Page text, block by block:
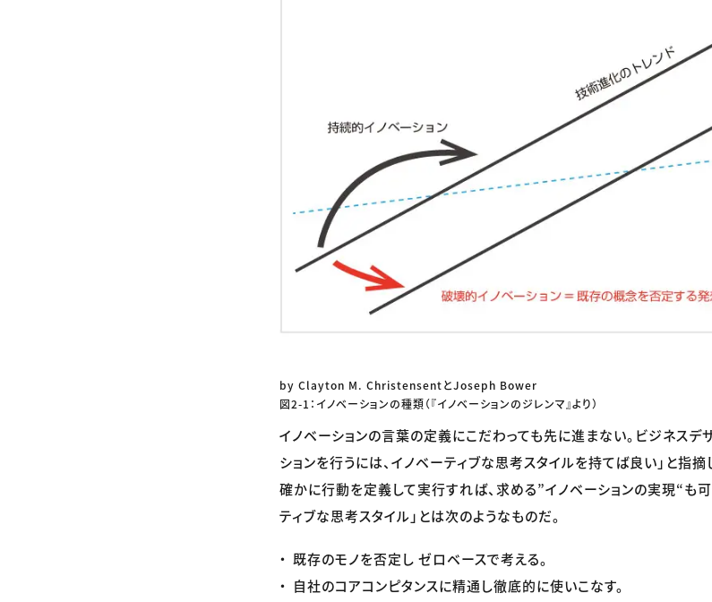
by Clayton M. ChristensentとJoseph Bower
図2-1：イノベーションの種類（『イノベーションのジレンマ』より）
イノベーションの言葉の定義にこだわっても先に進まない。ビジネスデ
ションを行うには、イノベーティブな思考スタイルを持てば良い」と指摘
確かに行動を定義して実行すれば、求める”イノベーションの実現“も可
ティブな思考スタイル」とは次のようなものだ。
既存のモノを否定し ゼロベースで考える。
自社のコアコンピタンスに精通し徹底的に使いこなす。